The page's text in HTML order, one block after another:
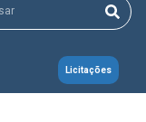
Licitações